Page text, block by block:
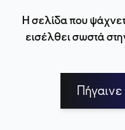
Η σελίδα που
εισέλθει σωστά